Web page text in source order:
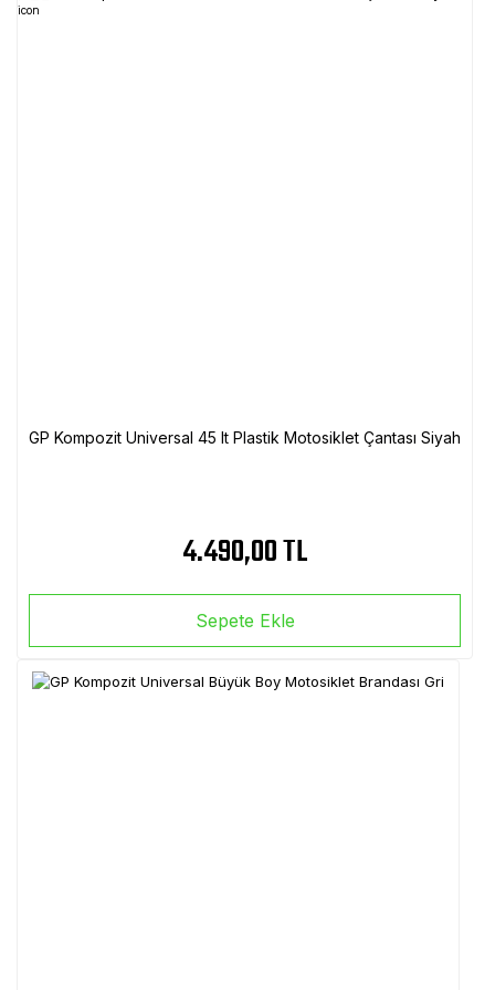
GP Kompozit Universal 45 lt Plastik Motosiklet Çantası Siyah
4.490,00 TL
Sepete Ekle